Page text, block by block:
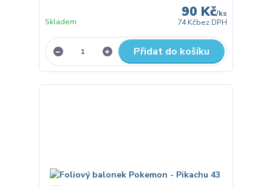
90 Kč/ks
74 Kčbez DPH
Skladem
Přidat do košíku